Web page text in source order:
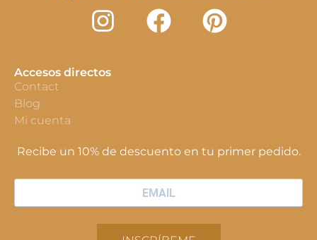
Accesos directos
Contact
Blog
Mi cuenta
Recibe un 10% de descuento en tu primer pedido.